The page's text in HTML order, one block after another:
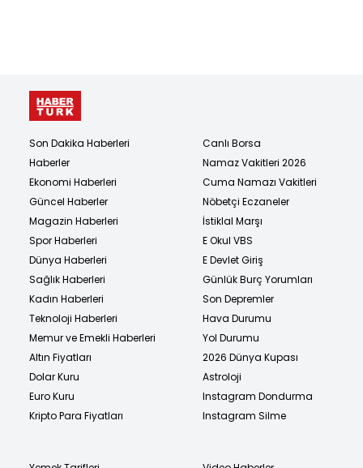
Son Dakika Haberleri
Haberler
Ekonomi Haberleri
Güncel Haberler
Magazin Haberleri
Spor Haberleri
Dünya Haberleri
Sağlık Haberleri
Kadın Haberleri
Teknoloji Haberleri
Memur ve Emekli Haberleri
Altın Fiyatları
Dolar Kuru
Euro Kuru
Kripto Para Fiyatları
Canlı Borsa
Namaz Vakitleri 2026
Cuma Namazı Vakitleri
Nöbetçi Eczaneler
İstiklal Marşı
E Okul VBS
E Devlet Giriş
Günlük Burç Yorumları
Son Depremler
Hava Durumu
Yol Durumu
2026 Dünya Kupası
Astroloji
Instagram Dondurma
Instagram Silme